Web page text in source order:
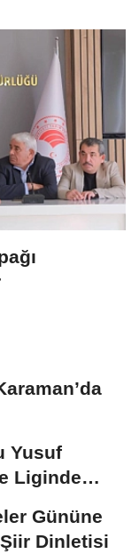
Yusuf
Liginde
Gününe
Dinletisi